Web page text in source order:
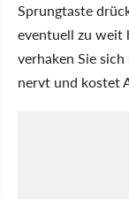
Sprungtaste
eventuell zu weit
verhaken Sie
nervt und kostet